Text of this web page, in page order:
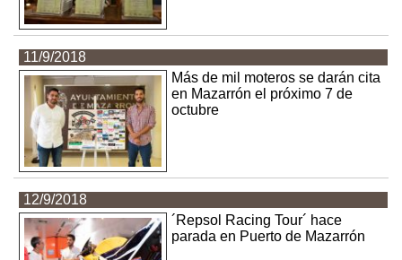
11/9/2018
Más de mil moteros se darán cita
en Mazarrón el próximo 7 de
octubre
12/9/2018
´Repsol Racing Tour´ hace
parada en Puerto de Mazarrón